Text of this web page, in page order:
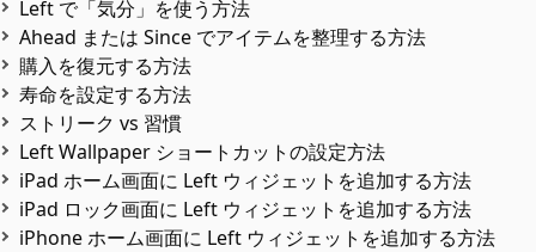
Left で「気分」を使う方法
Ahead または Since でアイテムを整理する方法
購入を復元する方法
寿命を設定する方法
ストリーク vs 習慣
Left Wallpaper ショートカットの設定方法
iPad ホーム画面に Left ウィジェットを追加する方法
iPad ロック画面に Left ウィジェットを追加する方法
iPhone ホーム画面に Left ウィジェットを追加する方法